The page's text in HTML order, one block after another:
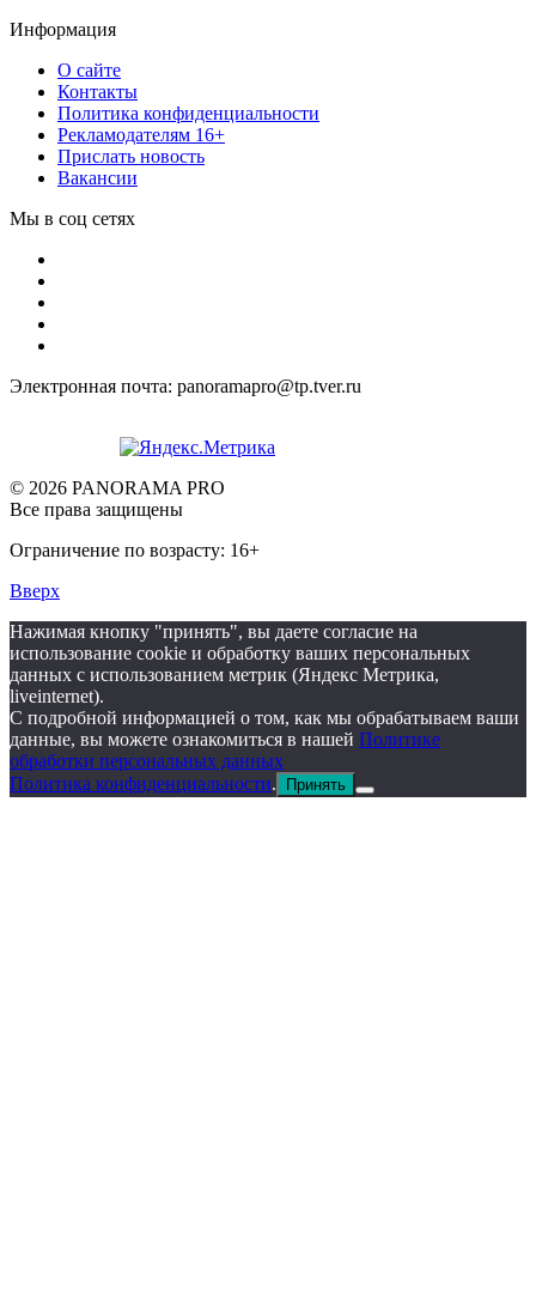
Информация
О сайте
Контакты
Политика конфиденциальности
Рекламодателям 16+
Прислать новость
Вакансии
Мы в соц сетях
Электронная почта: panoramapro@tp.tver.ru
© 2026 PANORAMA PRO
Все права защищены
Ограничение по возрасту: 16+
Вверх
Нажимая кнопку "принять", вы даете согласие на
использование cookie и обработку ваших персональных
данных с использованием метрик (Яндекс Метрика,
liveinternet).
С подробной информацией о том, как мы обрабатываем ваши
данные, вы можете ознакомиться в нашей Политике
обработки персональных данных
Политика конфиденциальности. Принять